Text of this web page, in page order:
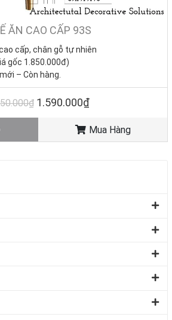
ĂN CAO CẤP 93S
cấp, chân gỗ tự nhiên
gốc 1.850.000đ)
– Còn hàng.
1.590.000₫
Mua Hàng